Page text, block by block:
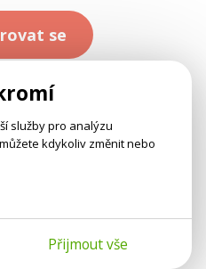
se
služby pro analýzu
kdykoliv změnit nebo
Přijmout vše